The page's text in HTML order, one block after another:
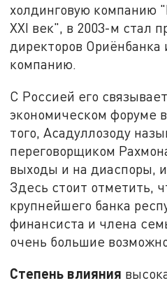
холдинговую компанию
XXI век", в 2003-м стал
директоров Ориёнбанка
компанию.
С Россией его
экономическом форуме
того, Асадуллозоду
переговорщиком
выходы и на диаспоры, и
Здесь стоит отметить,
крупнейшего банка
финансиста и члена
очень большие
Степень влияния